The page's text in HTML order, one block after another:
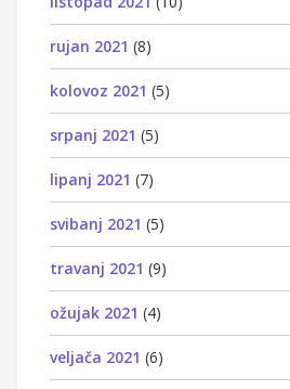
rujan 2021 (8)
kolovoz 2021 (5)
srpanj 2021 (5)
lipanj 2021 (7)
svibanj 2021 (5)
travanj 2021 (9)
ožujak 2021 (4)
veljača 2021 (6)